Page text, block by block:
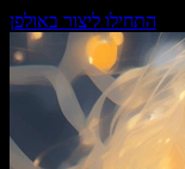
התחילו ליצור באולפן